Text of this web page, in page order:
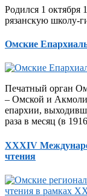
Родился 1 октября
рязанскую школу-
Омские
Печатный орган
– Омской и
епархии,
раза в месяц (в
XXXIV
чтения